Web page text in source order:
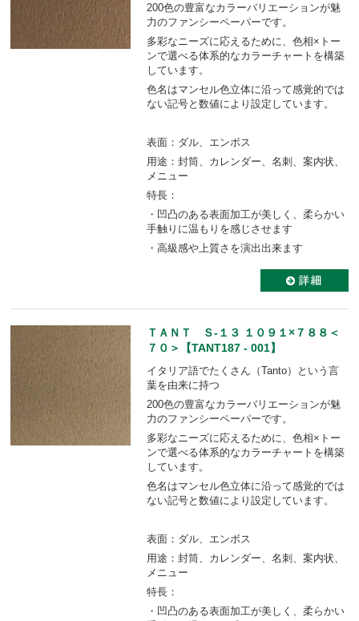
200色の豊富なカラーバリエーションが魅
力のファンシーペーパーです。
多彩なニーズに応えるために、色相×トー
ンで選べる体系的なカラーチャートを構築
しています。
色名はマンセル色立体に沿って感覚的では
ない記号と数値により設定しています。
表面：ダル、エンボス
用途：封筒、カレンダー、名刺、案内状、
メニュー
特長：
・凹凸のある表面加工が美しく、柔らかい
手触りに温もりを感じさせます
・高級感や上質さを演出出来ます
ＴＡＮＴ Ｓ-１３ １０９１×７８８＜
７０＞【TANT187 - 001】
イタリア語でたくさん（Tanto）という言
葉を由来に持つ
200色の豊富なカラーバリエーションが魅
力のファンシーペーパーです。
多彩なニーズに応えるために、色相×トー
ンで選べる体系的なカラーチャートを構築
しています。
色名はマンセル色立体に沿って感覚的では
ない記号と数値により設定しています。
表面：ダル、エンボス
用途：封筒、カレンダー、名刺、案内状、
メニュー
特長：
・凹凸のある表面加工が美しく、柔らかい